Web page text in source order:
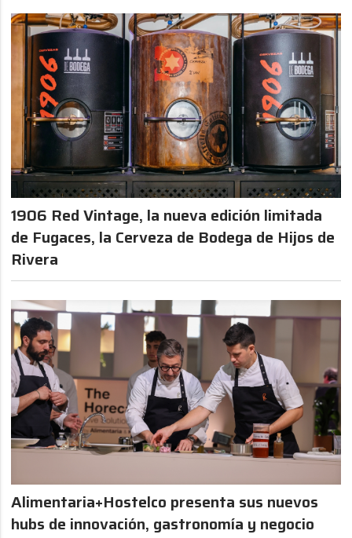
1906 Red Vintage, la nueva edición limitada
de Fugaces, la Cerveza de Bodega de Hijos de
Rivera
Alimentaria+Hostelco presenta sus nuevos
hubs de innovación, gastronomía y negocio